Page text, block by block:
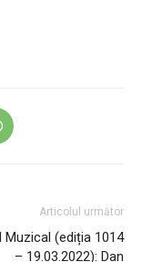
Articolul următor
Muzical (ediția 1014
– 19.03.2022): Dan